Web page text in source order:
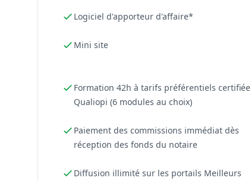
Logiciel d'apporteur d'affaire*
Mini site
Formation 42h à tarifs préférentiels certifiée
Qualiopi (6 modules au choix)
Paiement des commissions immédiat dès
réception des fonds du notaire
Diffusion illimité sur les portails Meilleurs